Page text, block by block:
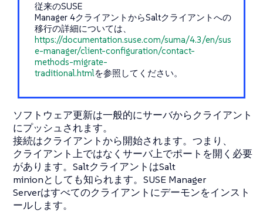
従来のSUSE
Manager 4クライアントからSaltクライアントへの
移行の詳細については、
https://documentation.suse.com/suma/4.3/en/sus
e-manager/client-configuration/contact-
methods-migrate-
traditional.htmlを参照してください。
ソフトウェア更新は一般的にサーバからクライアント
にプッシュされます。
接続はクライアントから開始されます。つまり、
クライアント上ではなくサーバ上でポートを開く必要
があります。SaltクライアントはSalt
minionとしても知られます。SUSE Manager
Serverはすべてのクライアントにデーモンをインスト
ールします。